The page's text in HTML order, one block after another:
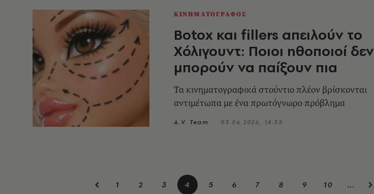
ΚΙΝΗΜΑΤΟΓΡΑΦΟΣ
Botox και fillers απειλούν το
Χόλιγουντ: Ποιοι ηθοποιοί δεν
μπορούν να παίξουν πια
Τα κινηματογραφικά στούντιο πλέον βρίσκονται
αντιμέτωπα με ένα πρωτόγνωρο πρόβλημα
A.V. Team 03.06.2026, 14:35
1 2 3 4 5 6 7 8 9 10 …